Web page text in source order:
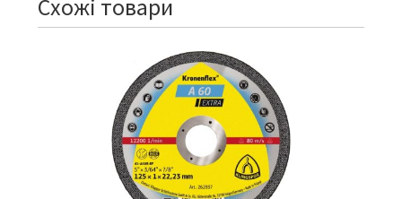
Схожі товари